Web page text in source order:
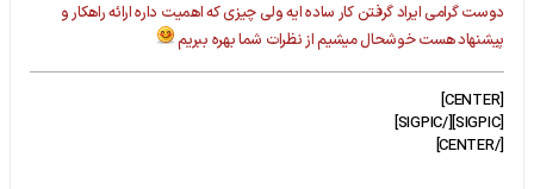
دوست گرامی ایراد گرفتن کار ساده ایه ولی چیزی که اهمیت داره ارائه راهکار و
پیشنهاد هست خوشحال میشیم از نظرات شما بهره ببریم
[CENTER]
[SIGPIC][/SIGPIC]
[/CENTER]